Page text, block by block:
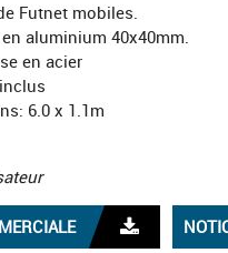
Futnet mobiles.
aluminium 40x40mm.
en acier
6.0 x 1.1m